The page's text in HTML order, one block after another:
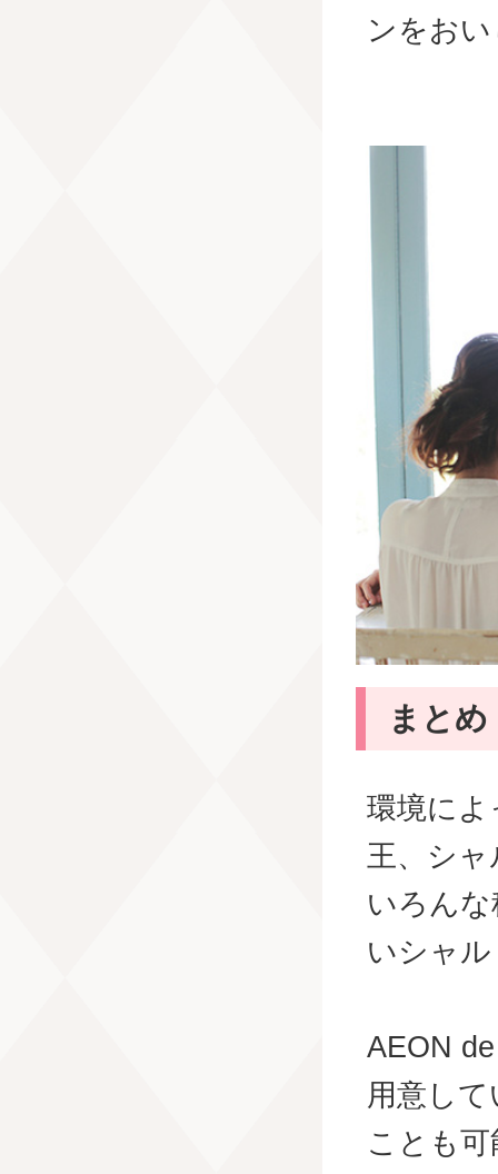
ンをお
まとめ
環境に
王、シ
いろん
いシャ
AEON
用意し
ことも